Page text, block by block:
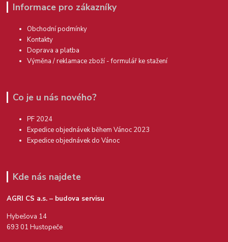
Informace pro zákazníky
Obchodní podmínky
Kontakty
Doprava a platba
Výměna / reklamace zboží - formulář ke stažení
Co je u nás nového?
PF 2024
Expedice objednávek během Vánoc 2023
Expedice objednávek do Vánoc
Kde nás najdete
AGRI CS a.s. – budova servisu
Hybešova 14
693 01 Hustopeče